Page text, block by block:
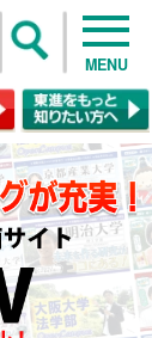
MENU